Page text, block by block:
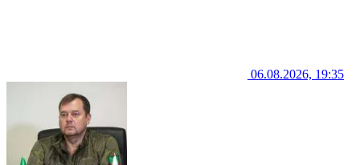
06.08.2026, 19:35